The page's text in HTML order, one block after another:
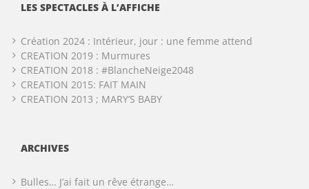
LES SPECTACLES À L’AFFICHE
Création 2024 : Intérieur, jour : une femme attend
CREATION 2019 : Murmures
CREATION 2018 : #BlancheNeige2048
CREATION 2015: FAIT MAIN
CREATION 2013 ; MARY’S BABY
ARCHIVES
Bulles… J’ai fait un rêve étrange…